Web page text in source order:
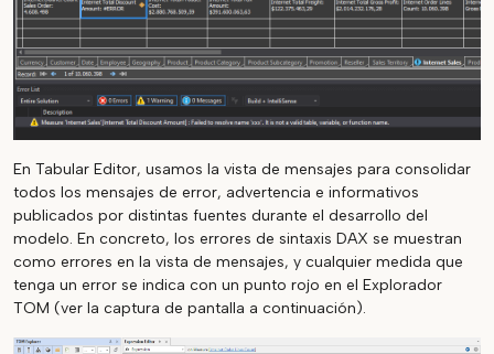
En Tabular Editor, usamos la vista de mensajes para consolidar
todos los mensajes de error, advertencia e informativos
publicados por distintas fuentes durante el desarrollo del
modelo. En concreto, los errores de sintaxis DAX se muestran
como errores en la vista de mensajes, y cualquier medida que
tenga un error se indica con un punto rojo en el Explorador
TOM (ver la captura de pantalla a continuación).